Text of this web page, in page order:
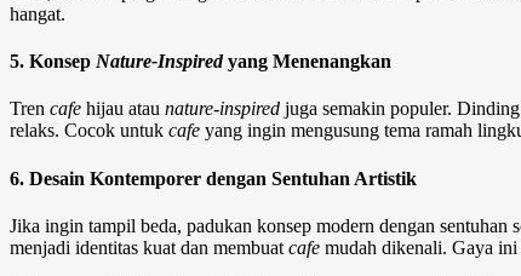
hangat.
5. Konsep Nature-Inspiredyang Menenangkan
Tren cafe hijau atau nature-inspired juga semakin populer. Dinding
relaks. Cocok untuk cafe yang ingin mengusung tema ramah
6. Desain Kontemporer dengan Sentuhan Artistik
Jika ingin tampil beda, padukan konsep modern dengan
menjadi identitas kuat dan membuat cafe mudah dikenali. Gaya